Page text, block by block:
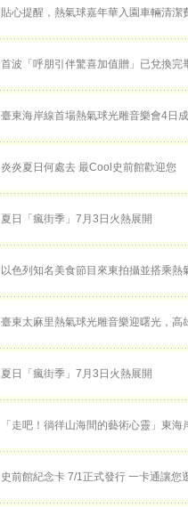
貼心提醒，熱氣球嘉年華入園車輛清潔
首波「呼朋引伴驚喜加值贈」已兌換完
臺東海岸線首場熱氣球光雕音樂會4日
炎炎夏日何處去 最Cool史前館歡迎您
夏日「瘋街季」7月3日火熱展開
以色列知名美食節目來東拍攝並搭乘熱
臺東太麻里熱氣球光雕音樂迎曙光，高
夏日「瘋街季」7月3日火熱展開
「走吧！徜徉山海間的藝術心靈」東
史前館紀念卡 7/1正式發行 一卡通讓您